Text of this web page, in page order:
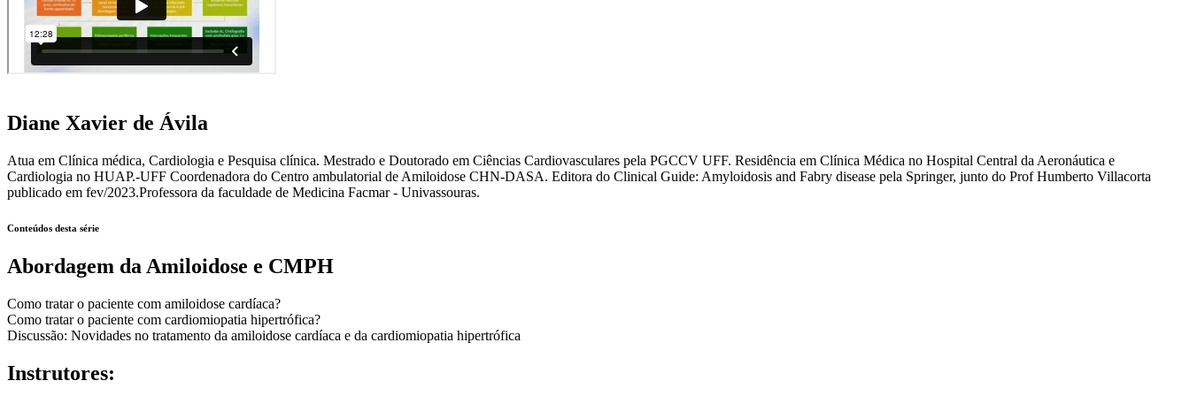
Diane Xavier de Ávila
Atua em Clínica médica, Cardiologia e Pesquisa clínica. Mestrado e Doutorado em Ciências Cardiovasculares pela PGCCV UFF. Residência em Clínica Médica no Hospital Central da Aeronáutica e
Cardiologia no HUAP.-UFF Coordenadora do Centro ambulatorial de Amiloidose CHN-DASA. Editora do Clinical Guide: Amyloidosis and Fabry disease pela Springer, junto do Prof Humberto Villacorta
publicado em fev/2023.Professora da faculdade de Medicina Facmar - Univassouras.
Conteúdos desta série
Abordagem da Amiloidose e CMPH
Como tratar o paciente com amiloidose cardíaca?
Como tratar o paciente com cardiomiopatia hipertrófica?
Discussão: Novidades no tratamento da amiloidose cardíaca e da cardiomiopatia hipertrófica
Instrutores: